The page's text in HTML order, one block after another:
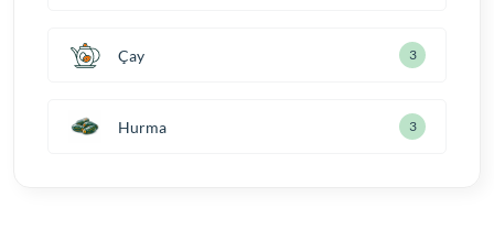
Çay 3
Hurma 3